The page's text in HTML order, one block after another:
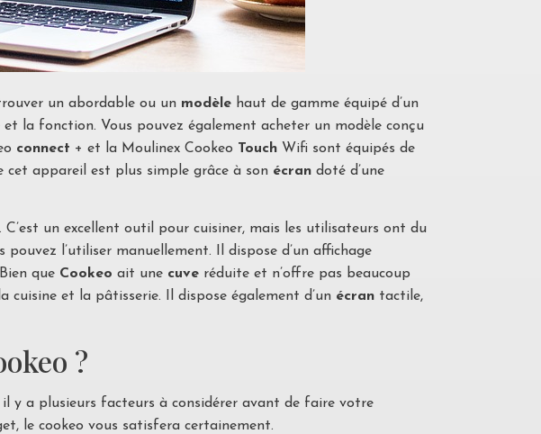
un abordable ou un modèle haut de gamme équipé d’un
la fonction. Vous pouvez également acheter un modèle conçu
connect + et la Moulinex Cookeo Touch Wifi sont équipés de
cet appareil est plus simple grâce à son écran doté d’une
un excellent outil pour cuisiner, mais les utilisateurs ont du
l’utiliser manuellement. Il dispose d’un affichage
que Cookeo ait une cuve réduite et n’offre pas beaucoup
et la pâtisserie. Il dispose également d’un écran tactile,
?
il y a plusieurs facteurs à considérer avant de faire votre
le cookeo vous satisfera certainement.